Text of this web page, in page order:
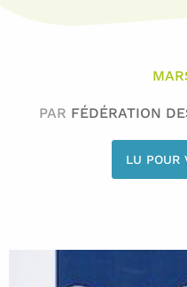
PAR FÉDÉRATION
LU POUR